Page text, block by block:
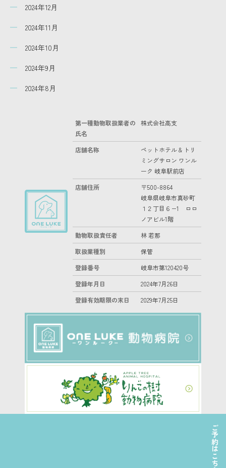
ご予約はこちら
2024年12月
2024年11月
2024年10月
2024年9月
2024年8月
第一種動物取扱業者の
氏名
株式会社高支
店舗名称
ペットホテル & トリ
ミングサロン ワンル
ーク 岐阜駅前店
店舗住所
〒500-8864
岐阜県岐阜市真砂町
１２丁目６−1 ロロ
ノアビル1階
動物取扱責任者
林 若那
取扱業種別
保管
登録番号
岐阜市第120420号
登録年月日
2024年7月26日
登録有効期限の末日
2029年7月25日